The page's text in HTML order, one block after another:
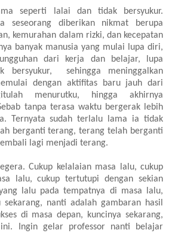
seperti lalai dan tidak bersyukur.
seseorang diberikan nikmat berupa
kemurahan dalam rizki, dan kecepatan
banyak manusia yang mulai lupa diri,
dari kerja dan belajar, lupa
bersyukur, sehingga meninggalkan
dengan aktifitas baru jauh dari
menurutku, hingga akhirnya
tanpa terasa waktu bergerak lebih
Ternyata sudah terlalu lama ia tidak
berganti terang, terang telah berganti
lagi menjadi terang.
Cukup kelalaian masa lalu, cukup
lalu, cukup tertutupi dengan sekian
lalu pada tempatnya di masa lalu,
nanti adalah gambaran hasil
di masa depan, kuncinya sekarang,
ini. Ingin gelar professor nanti belajar